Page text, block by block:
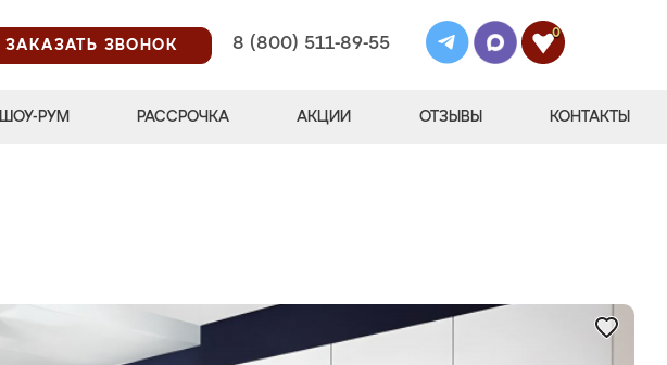
ЗАКАЗАТЬ ЗВОНОК
8 (800) 511-89-55
0
ШОУ-РУМ РАССРОЧКА АКЦИИ ОТЗЫВЫ КОНТАКТЫ